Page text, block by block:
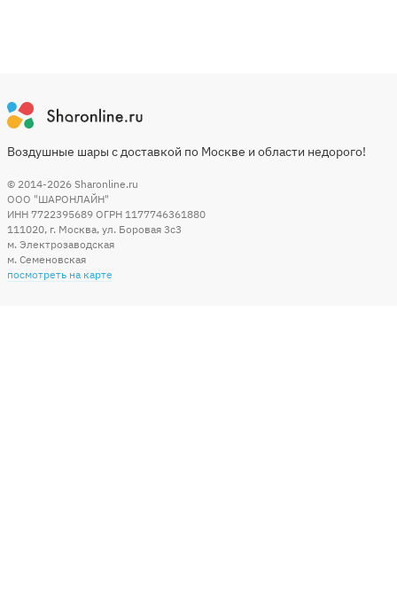
Воздушные шары с доставкой по Москве и области недорого!
© 2014-2026 Sharonline.ru
ООО "ШАРОНЛАЙН"
ИНН 7722395689 ОГРН 1177746361880
111020, г. Москва, ул. Боровая 3c3
м. Электрозаводская
м. Семеновская
посмотреть на карте